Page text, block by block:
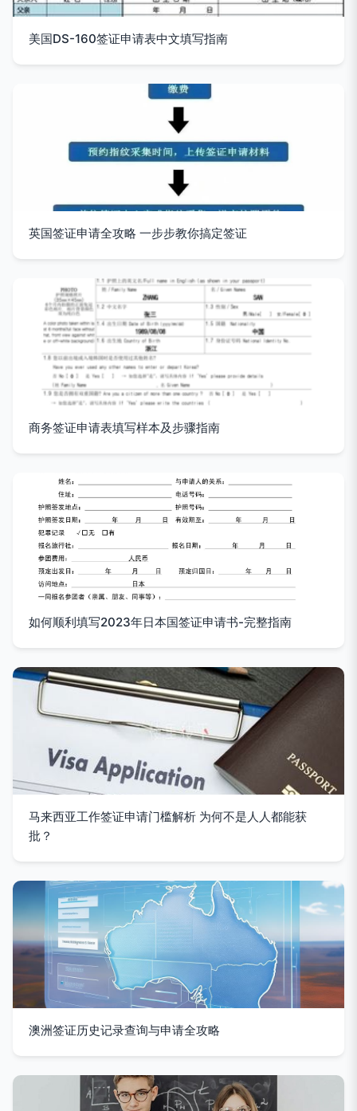
美国DS-160签证申请表中文填写指南
英国签证申请全攻略 一步步教你搞定签证
商务签证申请表填写样本及步骤指南
如何顺利填写2023年日本国签证申请书-完整指南
马来西亚工作签证申请门槛解析 为何不是人人都能获
批？
澳洲签证历史记录查询与申请全攻略